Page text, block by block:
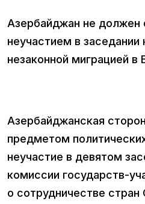
Азербайджан не должен
неучастием в
незаконной миграцией в
Азербайджанская
предметом
неучастие в девятом
комиссии государств-
о сотрудничестве